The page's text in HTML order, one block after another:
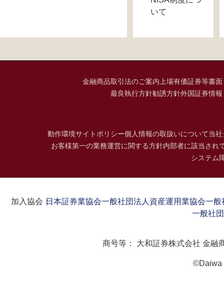
いて
金融商品取引法のご案内 上場有価証券等書
最良執行方針勧誘方針外国証券情
動作環境サイトポリシー個人情報の取扱いについて当
お客様第一の業務運営に関する方針内部者に該当され
システム
加入協会：日本証券業協会一般社団法人資産運用業協会一般
一般社
商号等： 大和証券株式会社 金融
©Daiwa